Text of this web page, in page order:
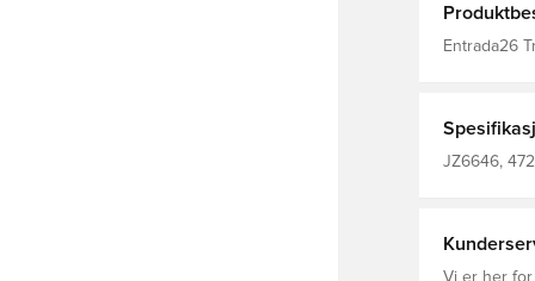
Entrada26
følelse, og
glidelåsen
JZ6646,
Vi er her